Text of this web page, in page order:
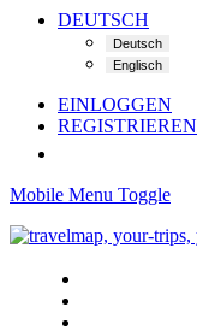
DEUTSCH
EINLOGGEN
REGISTRIEREN
Mobile Menu Toggle